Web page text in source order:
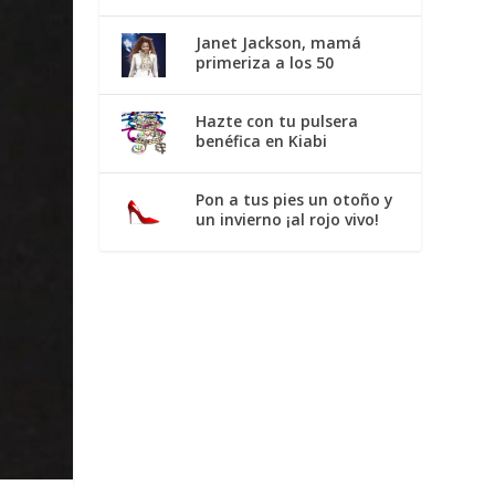
Janet Jackson, mamá
primeriza a los 50
Hazte con tu pulsera
benéfica en Kiabi
Pon a tus pies un otoño y
un invierno ¡al rojo vivo!